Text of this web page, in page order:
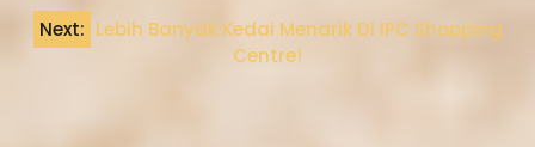
Next: Lebih Banyak Kedai Menarik Di IPC Shopping
Centre!